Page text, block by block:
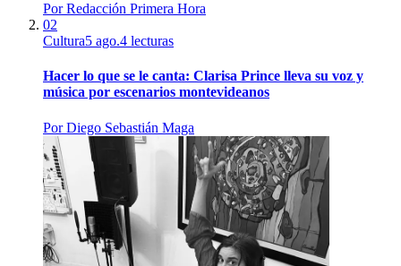
PorRedacción Primera Hora
02
Cultura5 ago.4 lecturas
Hacer lo que se le canta: Clarisa Prince lleva su voz y
música por escenarios montevideanos
PorDiego Sebastián Maga